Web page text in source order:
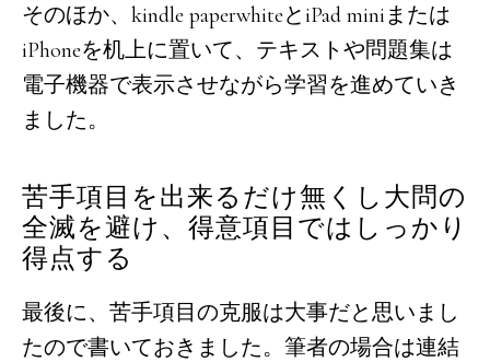
そのほか、kindle paperwhiteとiPad miniまたは
iPhoneを机上に置いて、テキストや問題集は
電子機器で表示させながら学習を進めていき
ました。
苦手項目を出来るだけ無くし大問の
全滅を避け、得意項目ではしっかり
得点する
最後に、苦手項目の克服は大事だと思いまし
たので書いておきました。筆者の場合は連結